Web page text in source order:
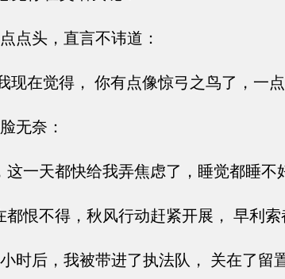
点头，直言不讳道：
现在觉得， 你有点像惊弓之鸟了，一
无奈：
一天都快给我弄焦虑了，睡觉都睡不
恨不得，秋风行动赶紧开展， 早利索
时后，我被带进了执法队， 关在了留置